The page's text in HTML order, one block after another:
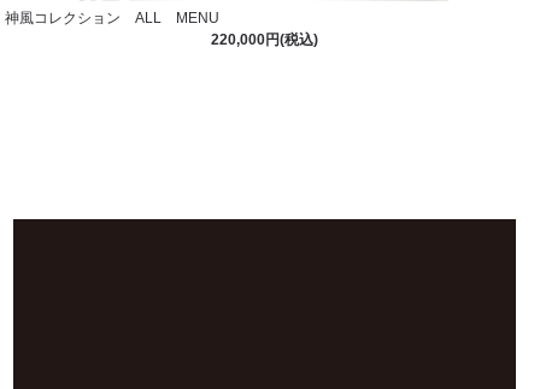
神風コレクション ALL MENU
220,000円(税込)